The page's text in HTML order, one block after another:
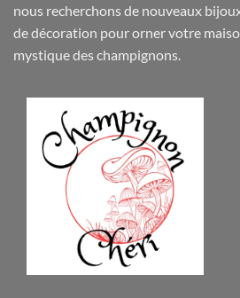
nous recherchons de nouveaux
dedécoration pour orner votre
mystique des champignons.